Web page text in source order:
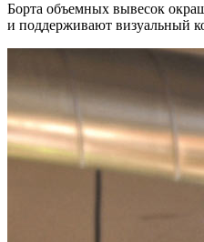
Борта объемных вывесок
и поддерживают визуальный